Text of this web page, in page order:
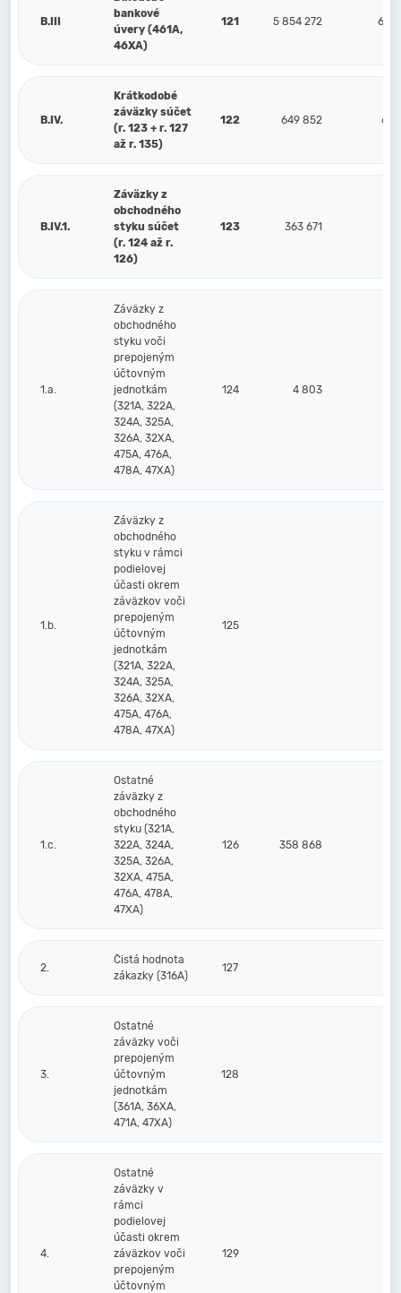
B.III
bankové
úvery (461A,
46XA)
121 5 854 272 6
B.IV.
Krátkodobé
záväzky súčet
(r. 123 + r. 127
až r. 135)
122 649 852
B.IV.1.
Záväzky z
obchodného
styku súčet
(r. 124 až r.
126)
123 363 671
1.a.
Záväzky z
obchodného
styku voči
prepojeným
účtovným
jednotkám
(321A, 322A,
324A, 325A,
326A, 32XA,
475A, 476A,
478A, 47XA)
124 4 803
1.b.
Záväzky z
obchodného
styku v rámci
podielovej
účasti okrem
záväzkov voči
prepojeným
účtovným
jednotkám
(321A, 322A,
324A, 325A,
326A, 32XA,
475A, 476A,
478A, 47XA)
125
1.c.
Ostatné
záväzky z
obchodného
styku (321A,
322A, 324A,
325A, 326A,
32XA, 475A,
476A, 478A,
47XA)
126 358 868
2.
Čistá hodnota
zákazky (316A)
127
3.
Ostatné
záväzky voči
prepojeným
účtovným
jednotkám
(361A, 36XA,
471A, 47XA)
128
4.
Ostatné
záväzky v
rámci
podielovej
účasti okrem
záväzkov voči
prepojeným
účtovným
129